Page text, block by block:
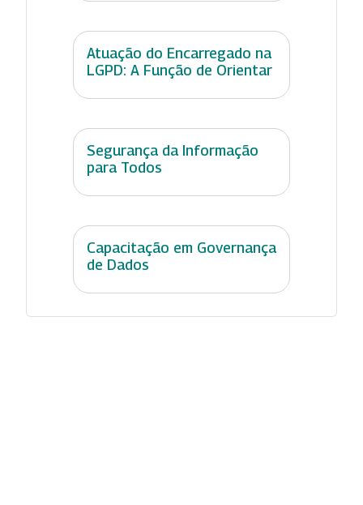
Atuação do Encarregado na
LGPD: A Função de Orientar
Segurança da Informação
para Todos
Capacitação em Governança
de Dados